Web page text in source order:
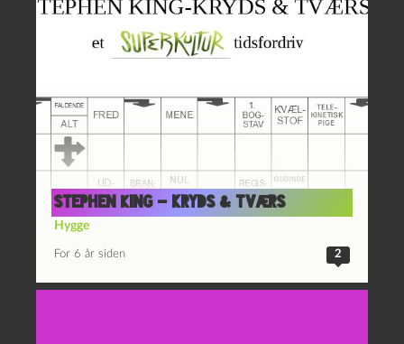
Stephen King – kryds & tværs
Hygge
For 6 år siden 2